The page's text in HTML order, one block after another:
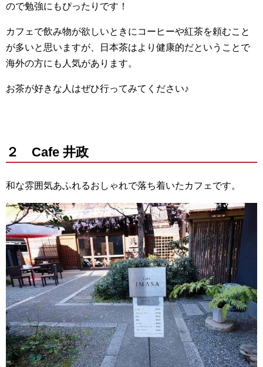
ので勉強にもぴったりです！
カフェで飲み物が欲しいときにコーヒーや紅茶を頼むこと
が多いと思いますが、日本茶はより健康的だということで
海外の方にも人気があります。
お茶が好きな人はぜひ行ってみてください♪
２ Cafe 井政
和な雰囲気あふれるおしゃれで落ち着いたカフェです。